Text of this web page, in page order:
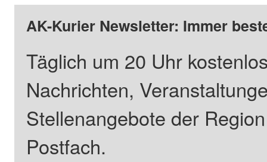
AK-Kurier Newsletter: Immer
Täglich um 20 Uhr
Nachrichten,
Stellenangebote der
Postfach.